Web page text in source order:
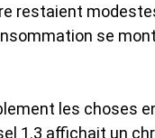
restaient
se
les choses
1.3 affichait un